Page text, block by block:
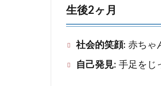
2.2
ンス
れた
生後2ヶ月
社会的笑顔: 赤ちゃ
自己発見: 手足をじ